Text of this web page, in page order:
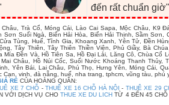
đến rất chuẩn giờ"
Trà Cổ, Móng Cái, Lào Cai Sapa, Mộc Châu, K9
Suối Ngà, Biển Hải Hòa, Biển Hải Thịnh, Sầm Sơn,
Tùng, Huế, Tĩnh Gia, Khoang Xanh, Yên Tử, Đền
Tây Thiên, Tây Thiên Thiền Viện, Phủ Giầy, Bà
Đền Và, Hồ Tiên Sa, Hồ Đại Lải, Lăng Cô, Chùa Cổ
Châu, Hồ Núi Cốc, Suối Nước Khoáng Thanh Thủy,
Yên Bái, Lai Châu, Phú Thọ, Hưng Yên, Móng Cái,
vinh, đà nẵng, huế, nha trang, tphcm, vũng tàu, phú
RẺ CỦA HOÀNG QUÂN:
XE 7 CHỖ -THUÊ XE 16 CHỖ HÀ NỘI - THUÊ XE 29
VỚI DỊCH VỤ CHO THUE XE DU LICH TỪ 4 ĐẾN 45 CHỖ